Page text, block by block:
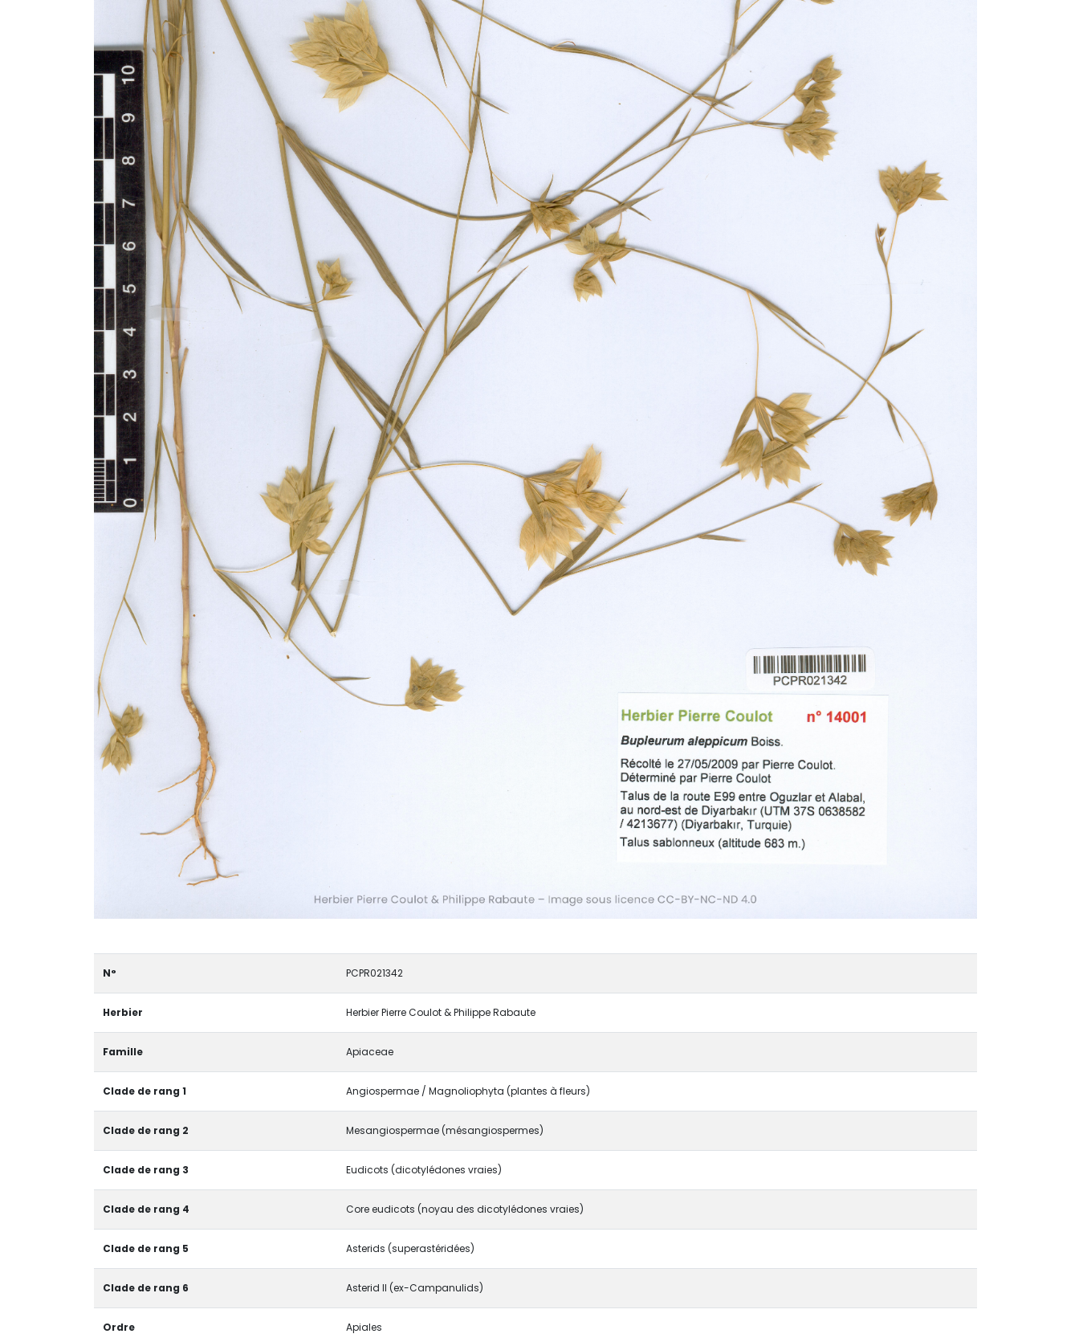
N° PCPR021342
Herbier Herbier Pierre Coulot & Philippe Rabaute
Famille Apiaceae
Clade de rang 1 Angiospermae / Magnoliophyta (plantes à fleurs)
Clade de rang 2 Mesangiospermae (mésangiospermes)
Clade de rang 3 Eudicots (dicotylédones vraies)
Clade de rang 4 Core eudicots (noyau des dicotylédones vraies)
Clade de rang 5 Asterids (superastéridées)
Clade de rang 6 Asterid II (ex-Campanulids)
Ordre Apiales